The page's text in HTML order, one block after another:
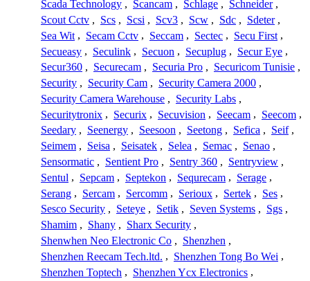
Scada Technology , Scancam , Schlage , Schneider ,
Scout Cctv , Scs , Scsi , Scv3 , Scw , Sdc , Sdeter ,
Sea Wit , Secam Cctv , Seccam , Sectec , Secu First ,
Secueasy , Seculink , Secuon , Secuplug , Secur Eye ,
Secur360 , Securecam , Securia Pro , Securicom Tunisie ,
Security , Security Cam , Security Camera 2000 ,
Security Camera Warehouse , Security Labs ,
Securitytronix , Securix , Secuvision , Seecam , Seecom ,
Seedary , Seenergy , Seesoon , Seetong , Sefica , Seif ,
Seimem , Seisa , Seisatek , Selea , Semac , Senao ,
Sensormatic , Sentient Pro , Sentry 360 , Sentryview ,
Sentul , Sepcam , Septekon , Sequrecam , Serage ,
Serang , Sercam , Sercomm , Serioux , Sertek , Ses ,
Sesco Security , Seteye , Setik , Seven Systems , Sgs ,
Shamim , Shany , Sharx Security ,
Shenwhen Neo Electronic Co , Shenzhen ,
Shenzhen Reecam Tech.ltd. , Shenzhen Tong Bo Wei ,
Shenzhen Toptech , Shenzhen Ycx Electronics ,